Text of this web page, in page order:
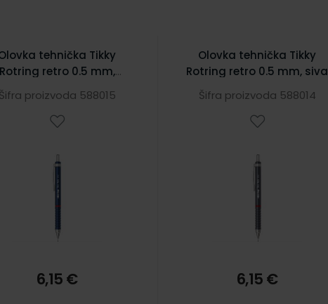
tehnička Tikky
retro 0.5 mm,
proizvoda 588015
6,15 €
Olovka tehnička Tikky
Rotring retro 0.5 mm, siva
Šifra proizvoda 588014
6,15 €